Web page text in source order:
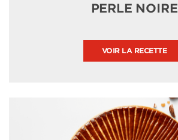
PERLE NOIRE
VOIR LA RECETTE